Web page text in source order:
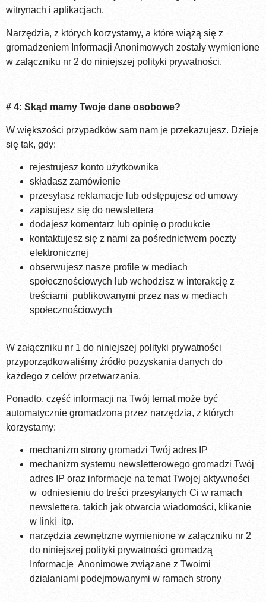
witrynach i aplikacjach.
Narzędzia, z których korzystamy, a które wiążą się z
gromadzeniem Informacji Anonimowych zostały wymienione
w załączniku nr 2 do niniejszej polityki prywatności.
# 4: Skąd mamy Twoje dane osobowe?
W większości przypadków sam nam je przekazujesz. Dzieje
się tak, gdy:
rejestrujesz konto użytkownika
składasz zamówienie
przesyłasz reklamacje lub odstępujesz od umowy
zapisujesz się do newslettera
dodajesz komentarz lub opinię o produkcie
kontaktujesz się z nami za pośrednictwem poczty
elektronicznej
obserwujesz nasze profile w mediach
społecznościowych lub wchodzisz w interakcję z
treściami publikowanymi przez nas w mediach
społecznościowych
W załączniku nr 1 do niniejszej polityki prywatności
przyporządkowaliśmy źródło pozyskania danych do
każdego z celów przetwarzania.
Ponadto, część informacji na Twój temat może być
automatycznie gromadzona przez narzędzia, z których
korzystamy:
mechanizm strony gromadzi Twój adres IP
mechanizm systemu newsletterowego gromadzi Twój
adres IP oraz informacje na temat Twojej aktywności
w odniesieniu do treści przesyłanych Ci w ramach
newslettera, takich jak otwarcia wiadomości, klikanie
w linki itp.
narzędzia zewnętrzne wymienione w załączniku nr 2
do niniejszej polityki prywatności gromadzą
Informacje Anonimowe związane z Twoimi
działaniami podejmowanymi w ramach strony